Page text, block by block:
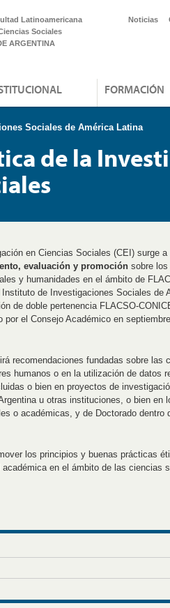
Latinoamericana
Sociales
ARGENTINA
Noticias
FORMACIÓN
Sociales de América Latina
de la
en Ciencias Sociales (CEI) surge
evaluación y promoción sobre
y humanidades en el ámbito de
de Investigaciones Sociales de
de doble pertenencia FLACSO-
por el Consejo Académico en
recomendaciones fundadas sobre las
humanos o en la utilización de datos
o bien en proyectos de
u otras instituciones, o bien en
o académicas, y de Doctorado dentro
los principios y buenas prácticas
en el ámbito de las ciencias